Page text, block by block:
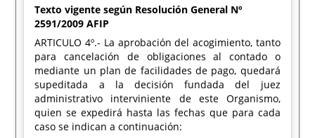
Texto vigente según Resolución General Nº
2591/2009 AFIP
ARTICULO 4º.- La aprobación del acogimiento, tanto
para cancelación de obligaciones al contado o
mediante un plan de facilidades de pago, quedará
supeditada a la decisión fundada del juez
administrativo interviniente de este Organismo,
quien se expedirá hasta las fechas que para cada
caso se indican a continuación: